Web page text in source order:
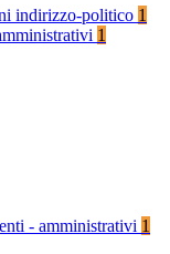
indirizzo-politico 1
1
- amministrativi 1